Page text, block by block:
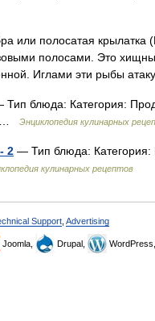
или полосатая
полосами. Это
Иглами эти рыбы
Тип блюда: Категория:
…
Энциклопедия кулинарных
2 — Тип блюда: Категория:
кулинарных рецептов
Support Advertising
Joomla, Drupal,